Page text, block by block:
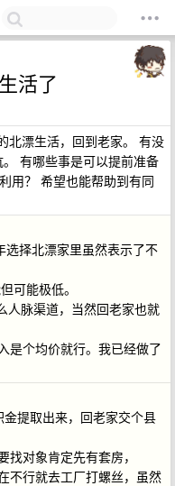
活了
北漂生活，回到老家。 有没
有哪些事是可以提前准备
用？ 希望也能帮助到有同
择北漂家里虽然表示了不
可能极低。
人脉渠道，当然回老家也就
是个均价就行。我已经做了
提取出来，回老家交个县
对象肯定先有套房，
不行就去工厂打螺丝，虽然